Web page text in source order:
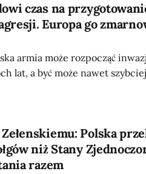
czas na
Europa go
armia może rozpocząć
lat, a być może nawet
z czołowych analityków
Polska
niż Stany
razem